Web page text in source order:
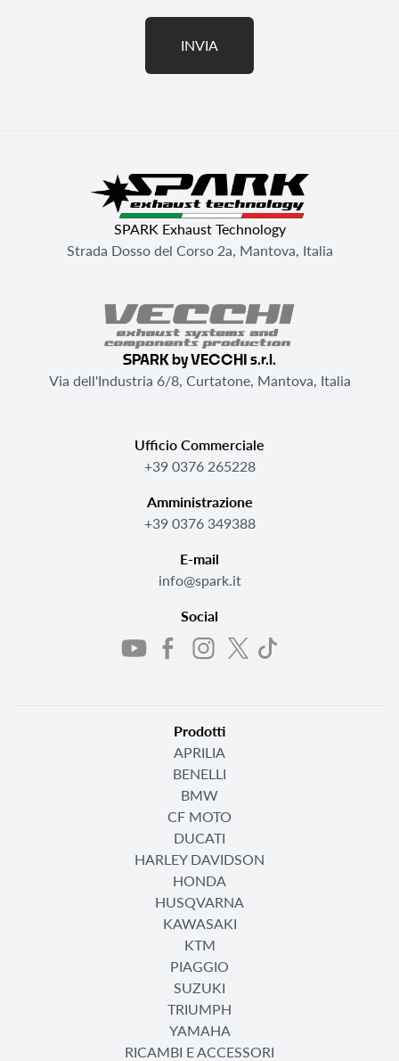
INVIA
SPARK Exhaust Technology
Strada Dosso del Corso 2a, Mantova, Italia
SPARK by VECCHI s.r.l.
Via dell'Industria 6/8, Curtatone, Mantova, Italia
Ufficio Commerciale
+39 0376 265228
Amministrazione
+39 0376 349388
E-mail
info@spark.it
Social
Prodotti
APRILIA
BENELLI
BMW
CF MOTO
DUCATI
HARLEY DAVIDSON
HONDA
HUSQVARNA
KAWASAKI
KTM
PIAGGIO
SUZUKI
TRIUMPH
YAMAHA
RICAMBI E ACCESSORI